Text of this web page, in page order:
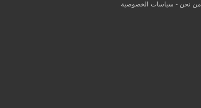
من نحن - سياسات الخصوصية